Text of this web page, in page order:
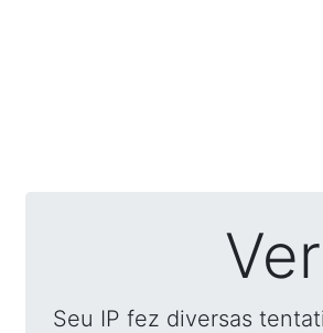
Seu IP fez diversas